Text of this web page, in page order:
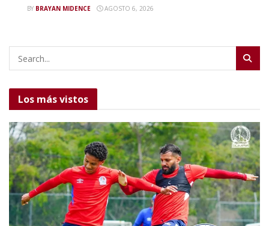
BY BRAYAN MIDENCE AGOSTO 6, 2026
Los más vistos